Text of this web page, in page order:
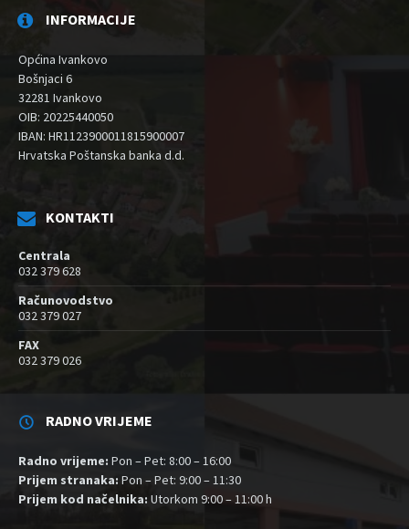
INFORMACIJE
Općina Ivankovo
Bošnjaci 6
32281 Ivankovo
OIB: 20225440050
IBAN: HR1123900011815900007
Hrvatska Poštanska banka d.d.
KONTAKTI
Centrala
032 379 628
Računovodstvo
032 379 027
FAX
032 379 026
RADNO VRIJEME
Radno vrijeme: Pon – Pet: 8:00 – 16:00
Prijem stranaka: Pon – Pet: 9:00 – 11:30
Prijem kod načelnika: Utorkom 9:00 – 11:00 h